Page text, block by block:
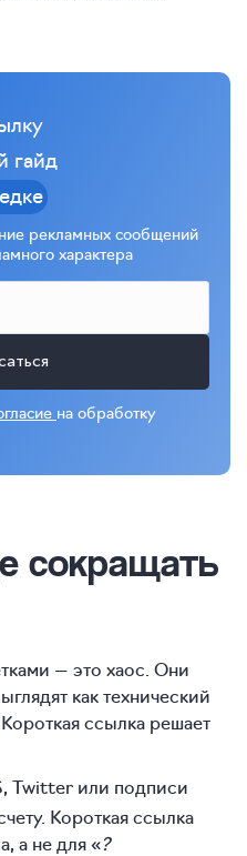
гайд
рекламных сообщений
характера
на обработку
сокращать
— это хаос. Они
как технический
ссылка решает
Twitter или подписи
Короткая ссылка
а не для «?